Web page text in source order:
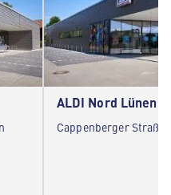
ALDI Nord Lünen
Cappenberger Straße